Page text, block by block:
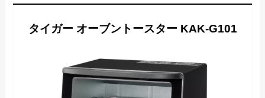
タイガー オーブントースター KAK-G101